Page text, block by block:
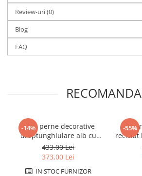
Review-uri(0)
Blog
FAQ
-14%
Set 2 perne decorative
dreptunghiulare alb cu
galben din bumbac și in cu
imprimeu frunze 45 x 30 cm
433,00 Lei
373,00 Lei
IN STOC FURNIZOR
-55%
reciclat
si